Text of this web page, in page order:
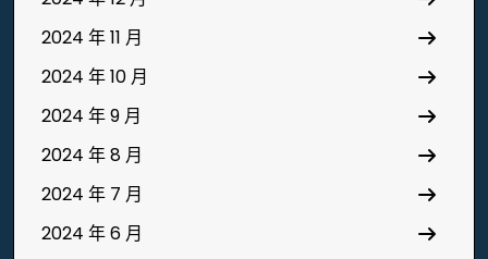
2024 年 11 月
2024 年 10 月
2024 年 9 月
2024 年 8 月
2024 年 7 月
2024 年 6 月